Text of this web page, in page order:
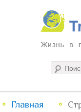
Traveliving
Жизнь в постоянном
менюГлавная